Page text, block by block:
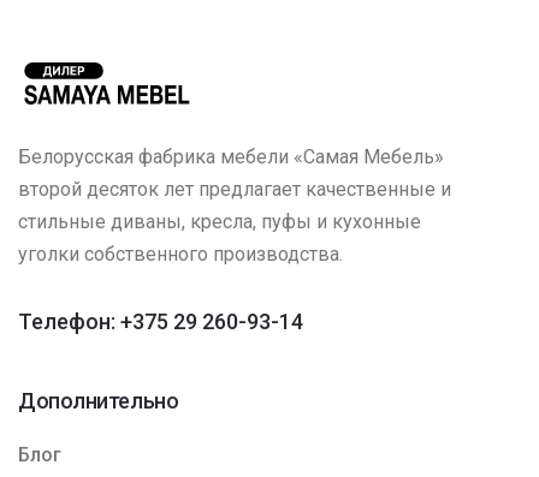
Белорусская фабрика мебели «Самая Мебель»
второй десяток лет предлагает качественные и
стильные диваны, кресла, пуфы и кухонные
уголки собственного производства.
Телефон: +375 29 260-93-14
Дополнительно
Блог